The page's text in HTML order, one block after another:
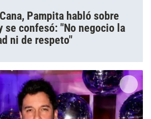
Pampita habló sobre
se confesó: "No negocio la
ni de respeto"